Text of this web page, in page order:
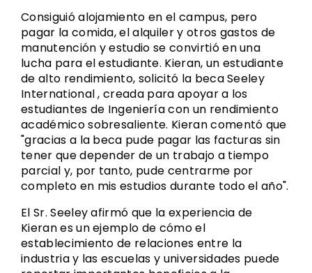
Consiguió alojamiento en el campus, pero
pagar la comida, el alquiler y otros gastos de
manutención y estudio se convirtió en una
lucha para el estudiante. Kieran, un estudiante
de alto rendimiento, solicitó la beca Seeley
International , creada para apoyar a los
estudiantes de Ingeniería con un rendimiento
académico sobresaliente. Kieran comentó que
"gracias a la beca pude pagar las facturas sin
tener que depender de un trabajo a tiempo
parcial y, por tanto, pude centrarme por
completo en mis estudios durante todo el año".
El Sr. Seeley afirmó que la experiencia de
Kieran es un ejemplo de cómo el
establecimiento de relaciones entre la
industria y las escuelas y universidades puede